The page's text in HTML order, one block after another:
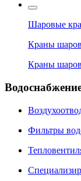
Шаровые
Краны
Краны
Фильтры